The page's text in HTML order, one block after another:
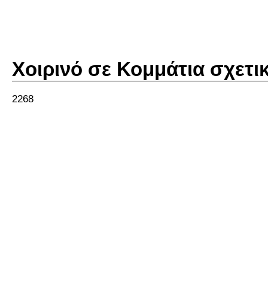
Χοιρινό σε Κομμάτια
2268